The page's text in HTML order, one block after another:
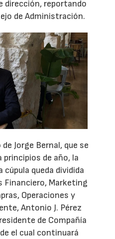
dirección, reportando
de Administración.
Jorge Bernal, que se
principios de año, la
queda dividida
Financiero, Marketing
Operaciones y
Antonio J. Pérez
de Compañía
el cual continuará